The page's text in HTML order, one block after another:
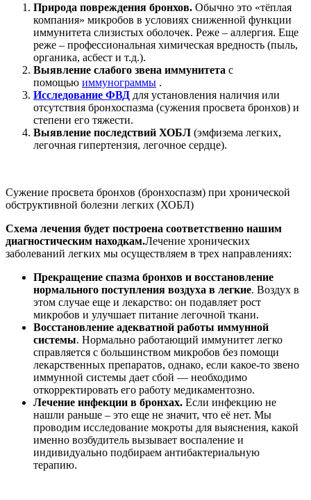
Природа повреждения бронхов. Обычно это «тёплая
компания» микробов в условиях сниженной функции
иммунитета слизистых оболочек. Реже – аллергия. Еще
реже – профессиональная химическая вредность (пыль,
органика, асбест и т.д.).
Выявление слабого звена иммунитета с
помощью иммунограммы .
Исследование ФВД для установления наличия или
отсутствия бронхоспазма (сужения просвета бронхов) и
степени его тяжести.
Выявление последствий ХОБЛ (эмфизема легких,
легочная гипертензия, легочное сердце).
Сужение просвета бронхов (бронхоспазм) при хронической
обструктивной болезни легких (ХОБЛ)
Схема лечения будет построена соответственно нашим
диагностическим находкам.Лечение хронических
заболеваний легких мы осуществляем в трех направлениях:
Прекращение спазма бронхов и восстановление
нормального поступления воздуха в легкие. Воздух в
этом случае еще и лекарство: он подавляет рост
микробов и улучшает питание легочной ткани.
Восстановление адекватной работы иммунной
системы. Нормально работающий иммунитет легко
справляется с большинством микробов без помощи
лекарственных препаратов, однако, если какое-то звено
иммунной системы дает сбой — необходимо
откорректировать его работу медикаментозно.
Лечение инфекции в бронхах. Если инфекцию не
нашли раньше – это еще не значит, что её нет. Мы
проводим исследование мокроты для выяснения, какой
именно возбудитель вызывает воспаление и
индивидуально подбираем антибактериальную
терапию.